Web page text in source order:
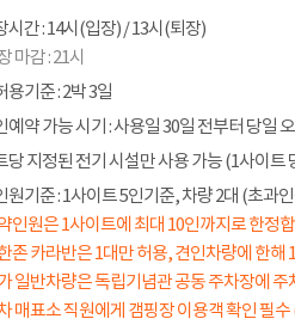
시간 : 14시(입장) / 13시(퇴장)
마감 : 21시
용기준 : 2박 3일
예약 가능 시기 : 사용일 30일 전부터 당일
당 지정된 전기 시설만 사용 가능 (1사이트
원기준 : 1사이트 5인기준, 차량 2대 (초과
인원은 1사이트에 최대 10인까지로 한정
존 카라반은 1대만 허용, 견인차량에 한해
일반차량은 독립기념관 공동 주차장에 주
매표소 직원에게 갬핑장 이용객 확인 필